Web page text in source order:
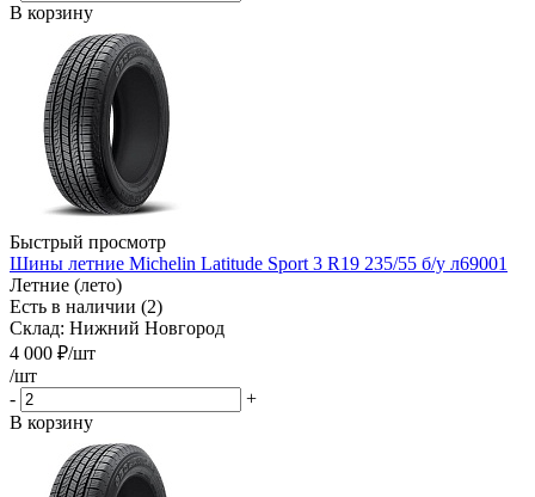
В корзину
Быстрый просмотр
Шины летние Michelin Latitude Sport 3 R19 235/55 б/у л69001
Летние (лето)
Есть в наличии (2)
Склад: Нижний Новгород
4 000 ₽/шт
/шт
-
+
В корзину